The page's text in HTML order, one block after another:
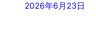
2026年6月23日